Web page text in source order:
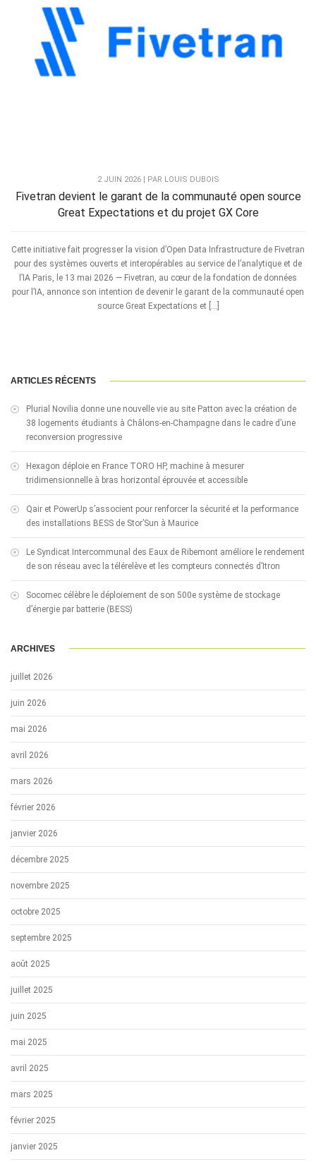
2 JUIN 2026 | PAR LOUIS DUBOIS
Fivetran devient le garant de la communauté open source
Great Expectations et du projet GX Core
Cette initiative fait progresser la vision d’Open Data Infrastructure de Fivetran
pour des systèmes ouverts et interopérables au service de l’analytique et de
l’IA Paris, le 13 mai 2026 — Fivetran, au cœur de la fondation de données
pour l’IA, annonce son intention de devenir le garant de la communauté open
source Great Expectations et […]
ARTICLES RÉCENTS
Plurial Novilia donne une nouvelle vie au site Patton avec la création de
38 logements étudiants à Châlons-en-Champagne dans le cadre d’une
reconversion progressive
Hexagon déploie en France TORO HP, machine à mesurer
tridimensionnelle à bras horizontal éprouvée et accessible
Qair et PowerUp s’associent pour renforcer la sécurité et la performance
des installations BESS de Stor’Sun à Maurice
Le Syndicat Intercommunal des Eaux de Ribemont améliore le rendement
de son réseau avec la télérelève et les compteurs connectés d’Itron
Socomec célèbre le déploiement de son 500e système de stockage
d’énergie par batterie (BESS)
ARCHIVES
juillet 2026
juin 2026
mai 2026
avril 2026
mars 2026
février 2026
janvier 2026
décembre 2025
novembre 2025
octobre 2025
septembre 2025
août 2025
juillet 2025
juin 2025
mai 2025
avril 2025
mars 2025
février 2025
janvier 2025